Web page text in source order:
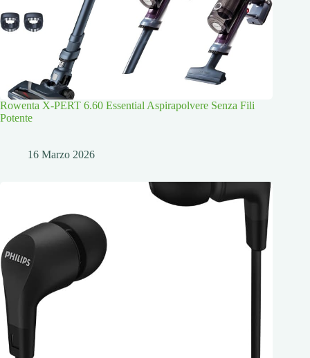
Rowenta X-PERT 6.60 Essential Aspirapolvere Senza Fili
Potente
16 Marzo 2026